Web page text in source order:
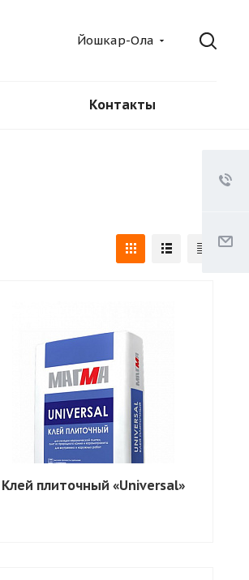
Йошкар-Ола
Контакты
Клей плиточный «Universal»